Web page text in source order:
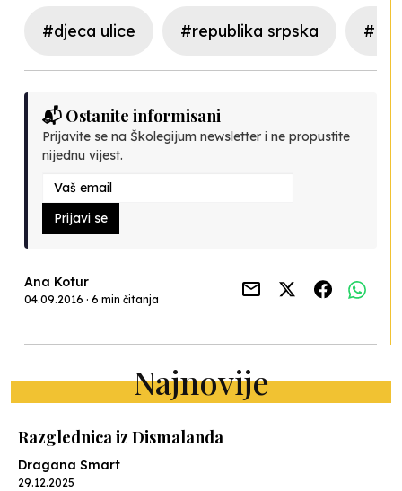
#djeca ulice #republika srpska
📬 Ostanite informisani
Prijavite se na Školegijum newsletter i ne propustite
nijednu vijest.
Prijavi se
Ana Kotur
04.09.2016 · 6 min čitanja
Najnovije
Razglednica iz Dismalanda
Dragana Smart
29.12.2025